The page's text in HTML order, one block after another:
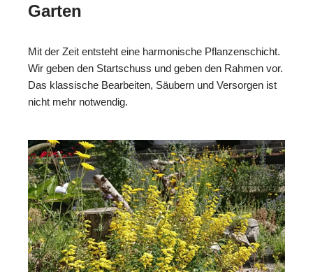
Garten
Mit der Zeit entsteht eine harmonische Pflanzenschicht.
Wir geben den Startschuss und geben den Rahmen vor.
Das klassische Bearbeiten, Säubern und Versorgen ist
nicht mehr notwendig.